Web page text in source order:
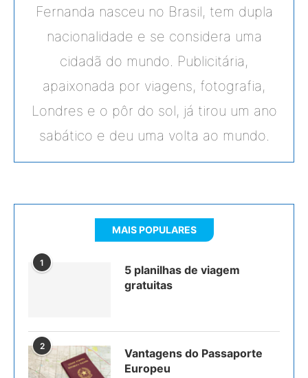
Fernanda nasceu no Brasil, tem dupla
nacionalidade e se considera uma
cidadã do mundo. Publicitária,
apaixonada por viagens, fotografia,
Londres e o pôr do sol, já tirou um ano
sabático e deu uma volta ao mundo.
MAIS POPULARES
1
5 planilhas de viagem
gratuitas
2
Vantagens do Passaporte
Europeu